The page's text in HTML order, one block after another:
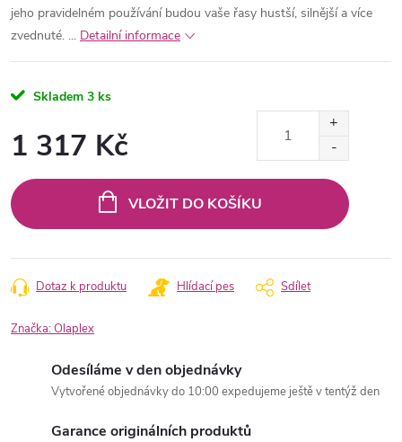
jeho pravidelném používání budou vaše řasy hustší, silnější a více
zvednuté. ... Detailní informace
Skladem 3 ks
1 317 Kč
cena:
VLOŽIT DO KOŠÍKU
Dotaz k produktu Hlídací pes Sdílet
Značka:Olaplex
Odesíláme v den objednávky
Vytvořené objednávky do 10:00 expedujeme ještě v tentýž den
Garance originálních produktů